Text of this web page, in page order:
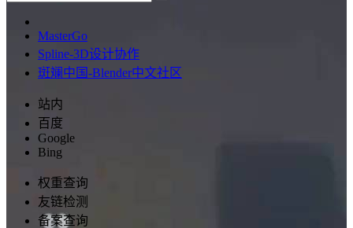
MasterGo
Spline-3D设计协作
斑斓中国-Blender中文社区
站内
百度
Google
Bing
权重查询
友链检测
备案查询